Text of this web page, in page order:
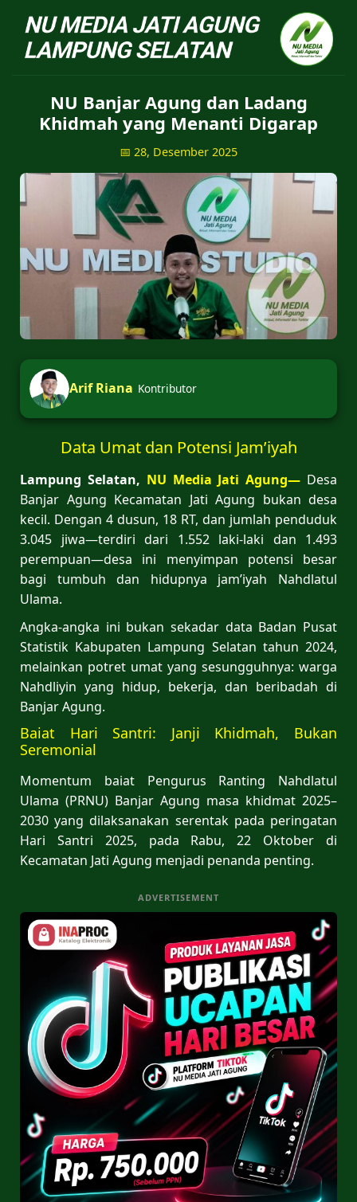
NU Jatiagung - Situs
NU Banjar Agung dan Ladang
Khidmah yang Menanti Digarap
📅 28, Desember 2025
Arif Riana Kontributor
Data Umat dan Potensi Jam’iyah
Lampung Selatan, NU Media Jati Agung— Desa
Banjar Agung Kecamatan Jati Agung bukan desa
kecil. Dengan 4 dusun, 18 RT, dan jumlah penduduk
3.045 jiwa—terdiri dari 1.552 laki-laki dan 1.493
perempuan—desa ini menyimpan potensi besar
bagi tumbuh dan hidupnya jam’iyah Nahdlatul
Ulama.
Angka-angka ini bukan sekadar data Badan Pusat
Statistik Kabupaten Lampung Selatan tahun 2024,
melainkan potret umat yang sesungguhnya: warga
Nahdliyin yang hidup, bekerja, dan beribadah di
Banjar Agung.
Baiat Hari Santri: Janji Khidmah, Bukan
Seremonial
Momentum baiat Pengurus Ranting Nahdlatul
Ulama (PRNU) Banjar Agung masa khidmat 2025–
2030 yang dilaksanakan serentak pada peringatan
Hari Santri 2025, pada Rabu, 22 Oktober di
Kecamatan Jati Agung menjadi penanda penting.
ADVERTISEMENT